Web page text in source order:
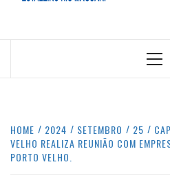
HOME 2024 SETEMBRO 25
VELHO REALIZA REUNIÃO COM
PORTO VELHO.